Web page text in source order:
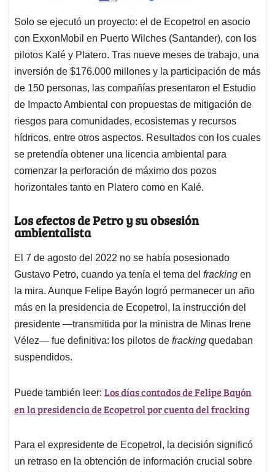
Solo se ejecutó un proyecto: el de Ecopetrol en asocio
con ExxonMobil en Puerto Wilches (Santander), con los
pilotos Kalé y Platero. Tras nueve meses de trabajo, una
inversión de $176.000 millones y la participación de más
de 150 personas, las compañías presentaron el Estudio
de Impacto Ambiental con propuestas de mitigación de
riesgos para comunidades, ecosistemas y recursos
hídricos, entre otros aspectos. Resultados con los cuales
se pretendía obtener una licencia ambiental para
comenzar la perforación de máximo dos pozos
horizontales tanto en Platero como en Kalé.
Los efectos de Petro y su obsesión
ambientalista
El 7 de agosto del 2022 no se había posesionado
Gustavo Petro, cuando ya tenía el tema del fracking en
la mira. Aunque Felipe Bayón logró permanecer un año
más en la presidencia de Ecopetrol, la instrucción del
presidente —transmitida por la ministra de Minas Irene
Vélez— fue definitiva: los pilotos de fracking quedaban
suspendidos.
Puede también leer: Los días contados de Felipe Bayón
en la presidencia de Ecopetrol por cuenta del fracking
Para el expresidente de Ecopetrol, la decisión significó
un retraso en la obtención de información crucial sobre